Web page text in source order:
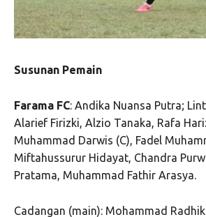
Susunan Pemain
Farama FC: Andika Nuansa Putra;
Alarief Firizki, Alzio Tanaka, Rafa
Muhammad Darwis (C), Fadel
Miftahussurur Hidayat, Chandra
Pratama, Muhammad Fathir Arasya.
Cadangan (main): Mohammad